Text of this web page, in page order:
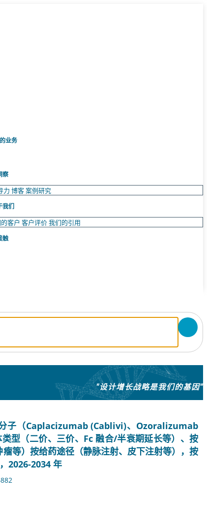
业务
察
力 博客案例研究
我们
客户 客户评价我们的引用
触
"设计增长战略是我们的基因"
子（Caplacizumab (Cablivi)、Ozoralizumab
（二价、三价、Fc 融合/半衰期延长等）、按
等）按给药途径（静脉注射、皮下注射等），按
2026-2034 年